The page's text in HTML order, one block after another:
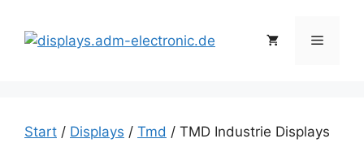
Inhalt
springen
Menü
Start / Displays / Tmd / TMD Industrie Displays